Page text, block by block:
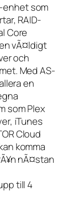
enhet som
RAID-
Core
vÃ¤ldigt
och
Med AS-
en
som Plex
iTunes
Cloud
komma
nÃ¤stan
till 4